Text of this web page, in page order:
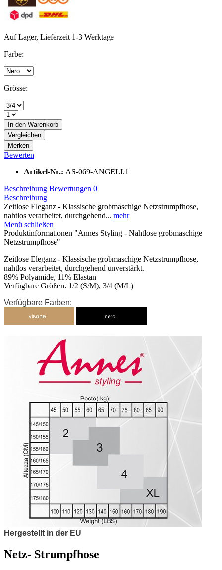
Auf Lager, Lieferzeit 1-3 Werktage
Farbe:
Grösse:
In den Warenkorb
Vergleichen
Merken
Bewerten
Artikel-Nr.: AS-069-ANGELI.1
Beschreibung Bewertungen 0
Beschreibung
Zeitlose Eleganz - Klassische grobmaschige Netzstrumpfhose,
nahtlos verarbeitet, durchgehend... mehr
Menü schließen
Produktinformationen "Annes Styling - Nahtlose grobmaschige
Netzstrumpfhose"
Zeitlose Eleganz - Klassische grobmaschige Netzstrumpfhose,
nahtlos verarbeitet, durchgehend unverstärkt.
89% Polyamide, 11% Elastan
Verfügbare Größen: 1/2 (S/M), 3/4 (M/L)
Verfügbare Farben:
Hergestellt in der EU
Netz- Strumpfhose